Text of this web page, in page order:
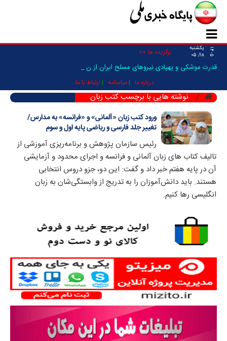
۱۴۰۵
یکشنبه
۱۸/ ۰۵
برگزیده ها >>
قدرت موشکی و پهپادی نیرو‌های مسلح ایران از نگاه_
درباره ما مرامنامه ارتباط با ما
نوشته هایی با برچسب کتب زبان
ورود کتب زبان «آلمانی» و «فرانسه» به مدارس/
تغییر جلد فارسی و ریاضی پایه اول و سوم
رئیس سازمان پژوهش و برنامه‌ریزی آموزشی از
تالیف کتاب های زبان آلمانی و فرانسه و اجرای محدود و آزمایشی
آن در پایه هفتم خبر داد و گفت: این دو، جزو دروس انتخابی
هستند. باید دانش‌آموزان را به تدریج از وابستگی‌شان به زبان
انگلیسی رها کنیم.